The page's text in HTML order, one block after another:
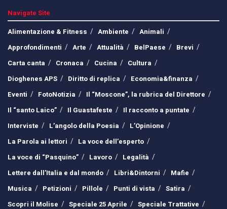
Navigate Site
Alimentazione & Fitness
Ambiente
Animali
Approfondimenti
Arte Attualità BelPaese
Brevi
Carta canta
Cronaca Cucina
Cultura
Dioghenes APS
Diritto di replica
Economia&finanza
Eventi
FotoNotizia
Il “Moscone”, la rubrica del Direttore
Il “santo Laico”
Il Guastafeste
Il racconto a puntate
Interviste
L’angolo della Poesia
L’Opinione
La Parola ai lettori
La voce dell’esperto
La voce di “Pasquino”
Lavoro
Legalità
Lettere dall’Italia e dal mondo
Libri&Dintorni
Mafie
Musica
Petizioni Pillole Punti di vista
Satira
Scopri il Molise
Speciale 25 Aprile Speciale Trattative